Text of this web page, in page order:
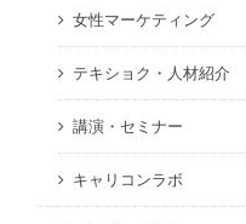
女性マーケティング
テキショク・人材紹介
講演・セミナー
キャリコンラボ